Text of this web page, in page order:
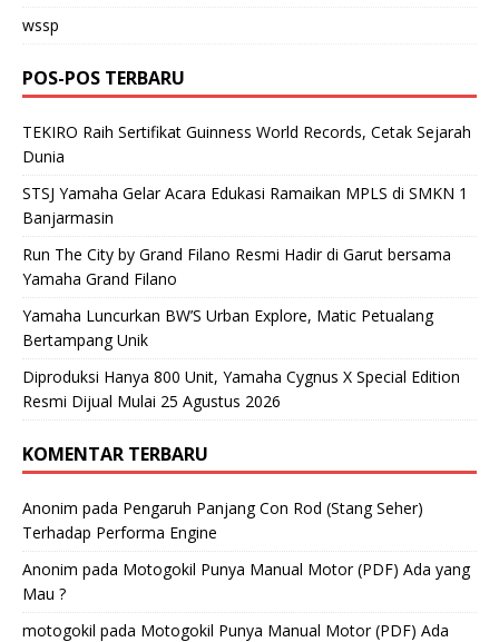
wssp
POS-POS TERBARU
TEKIRO Raih Sertifikat Guinness World Records, Cetak Sejarah
Dunia
STSJ Yamaha Gelar Acara Edukasi Ramaikan MPLS di SMKN 1
Banjarmasin
Run The City by Grand Filano Resmi Hadir di Garut bersama
Yamaha Grand Filano
Yamaha Luncurkan BW’S Urban Explore, Matic Petualang
Bertampang Unik
Diproduksi Hanya 800 Unit, Yamaha Cygnus X Special Edition
Resmi Dijual Mulai 25 Agustus 2026
KOMENTAR TERBARU
Anonim pada Pengaruh Panjang Con Rod (Stang Seher)
Terhadap Performa Engine
Anonim pada Motogokil Punya Manual Motor (PDF) Ada yang
Mau ?
motogokil pada Motogokil Punya Manual Motor (PDF) Ada